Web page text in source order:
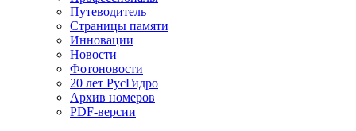
Путеводитель
Страницы памяти
Инновации
Новости
Фотоновости
20 лет РусГидро
Архив номеров
PDF-версии